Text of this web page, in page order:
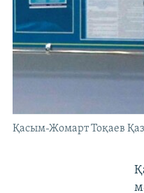
Қасым-Жомарт Тоқаев